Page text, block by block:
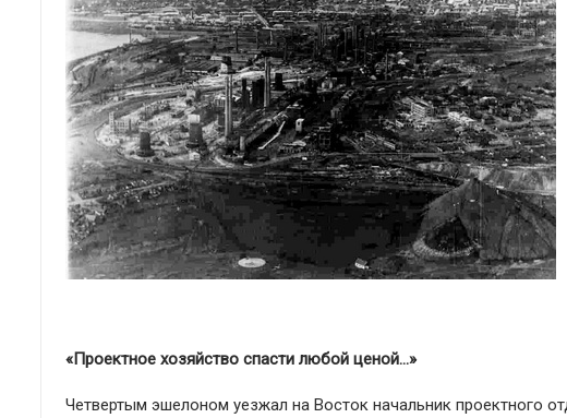
«Проектное хозяйство спасти любой ценой…»
Четвертым эшелоном уезжал на Восток начальник проектного